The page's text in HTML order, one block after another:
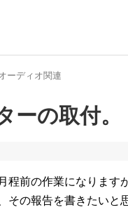
ーディオ関連
ーの取付。
程前の作業になります
その報告を書きたいと